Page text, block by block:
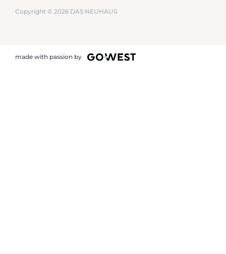
Copyright © 2026 DAS NEUHAUS
made with passion by